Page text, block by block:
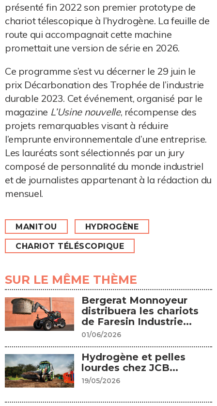
présenté fin 2022 son premier prototype de
chariot télescopique à l’hydrogène. La feuille de
route qui accompagnait cette machine
promettait une version de série en 2026.
Ce programme s’est vu décerner le 29 juin le
prix Décarbonation des Trophée de l’industrie
durable 2023. Cet événement, organisé par le
magazine L’Usine nouvelle, récompense des
projets remarquables visant à réduire
l’emprunte environnementale d’une entreprise.
Les lauréats sont sélectionnés par un jury
composé de personnalité du monde industriel
et de journalistes appartenant à la rédaction du
mensuel.
MANITOU HYDROGÈNE
CHARIOT TÉLÉSCOPIQUE
SUR LE MÊME THÈME
Bergerat Monnoyeur
distribuera les chariots
de Faresin Industrie...
01/06/2026
Hydrogène et pelles
lourdes chez JCB...
19/05/2026